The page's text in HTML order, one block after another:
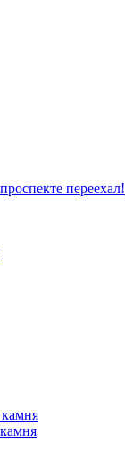
переехал!